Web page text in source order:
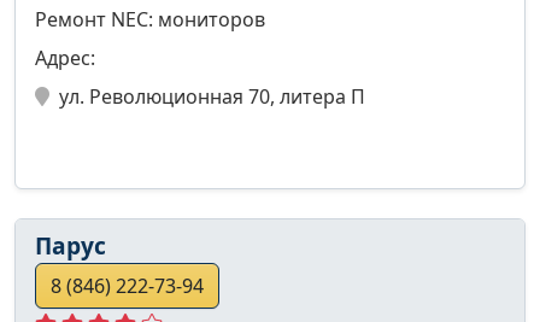
Ремонт NEC: мониторов
Адрес:
ул. Революционная 70, литера П
Парус
8 (846) 222-73-94